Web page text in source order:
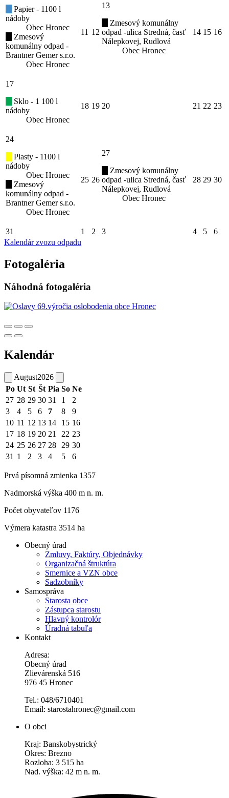
Papier - 1100 l
nádoby
Obec Hronec
Zmesový
komunálny odpad -
Brantner Gemer s.r.o.
Obec Hronec
11 12
13
Zmesový komunálny
odpad -ulica Stredná, časť
Nálepkovej, Rudlová
Obec Hronec
14 15 16
17
Sklo - 1 100 l
nádoby
Obec Hronec
18 19 20 21 22 23
24
Plasty - 1100 l
nádoby
Obec Hronec
Zmesový
komunálny odpad -
Brantner Gemer s.r.o.
Obec Hronec
25 26
27
Zmesový komunálny
odpad -ulica Stredná, časť
Nálepkovej, Rudlová
Obec Hronec
28 29 30
31 1 2 3 4 5
6
Kalendár zvozu odpadu
Fotogaléria
Náhodná fotogaléria
Kalendár
August2026
Po Ut St Št Pia So Ne
27 28 29 30 31 1
2
3
4 5 6 7 8
9
10 11 12 13 14 15 16
17 18 19 20 21 22 23
24 25 26 27 28 29 30
31 1 2 3 4 5 6
Prvá písomná zmienka 1357
Nadmorská výška 400 m n. m.
Počet obyvateľov 1176
Výmera katastra 3514 ha
Obecný úrad
Zmluvy, Faktúry, Objednávky
Organizačná štruktúra
Smernice a VZN obce
Sadzobníky
Samospráva
Starosta obce
Zástupca starostu
Hlavný kontrolór
Úradná tabuľa
Kontakt
Adresa:
Obecný úrad
Zlievárenská 516
976 45 Hronec
Tel.: 048/6710401
Email: starostahronec@gmail.com
O obci
Kraj: Banskobystrický
Okres: Brezno
Rozloha: 3 515 ha
Nad. výška: 42 m n. m.